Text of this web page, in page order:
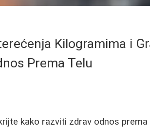
Kilogramima i
Prema Telu
kako razviti zdrav odnos prema